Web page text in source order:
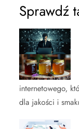
Sprawdź
internetowego,
dla jakości i